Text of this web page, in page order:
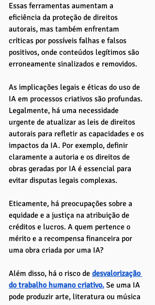
Essas ferramentas aumentam a
eficiência da proteção de direitos
autorais, mas também enfrentam
críticas por possíveis falhas e falsos
positivos, onde conteúdos legítimos são
erroneamente sinalizados e removidos.
As implicações legais e éticas do uso de
IA em processos criativos são profundas.
Legalmente, há uma necessidade
urgente de atualizar as leis de direitos
autorais para refletir as capacidades e os
impactos da IA. Por exemplo, definir
claramente a autoria e os direitos de
obras geradas por IA é essencial para
evitar disputas legais complexas.
Eticamente, há preocupações sobre a
equidade e a justiça na atribuição de
créditos e lucros. A quem pertence o
mérito e a recompensa financeira por
uma obra criada por uma IA?
Além disso, há o risco de desvalorização
do trabalho humano criativo. Se uma IA
pode produzir arte, literatura ou música